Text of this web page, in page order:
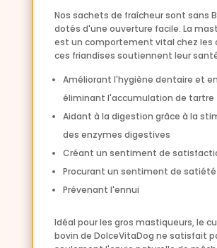
Nos sachets de fraîcheur sont sans
dotés d'une ouverture facile. La
est un comportement vital chez les
ces friandises soutiennent leur
Améliorant l'hygiène dentaire et en
éliminant l'accumulation de tartre
Aidant à la digestion grâce à la
des enzymes digestives
Créant un sentiment de
Procurant un sentiment de satiété
Prévenant l'ennui
Idéal pour les gros mastiqueurs, le
bovin de DolceVitaDog ne satisfait